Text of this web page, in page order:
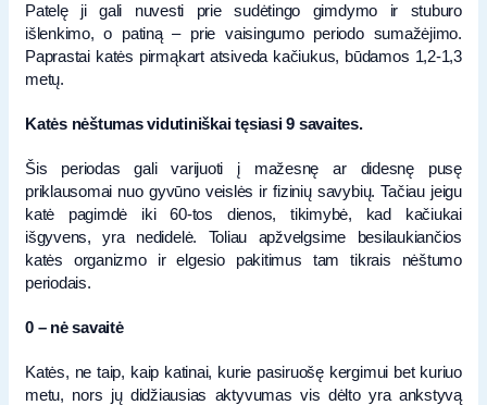
Patelę ji gali nuvesti prie sudėtingo gimdymo ir stuburo
išlenkimo, o patiną – prie vaisingumo periodo sumažėjimo.
Paprastai katės pirmąkart atsiveda kačiukus, būdamos 1,2-1,3
metų.
Katės nėštumas vidutiniškai tęsiasi 9 savaites.
Šis periodas gali varijuoti į mažesnę ar didesnę pusę
priklausomai nuo gyvūno veislės ir fizinių savybių. Tačiau jeigu
katė pagimdė iki 60-tos dienos, tikimybė, kad kačiukai
išgyvens, yra nedidelė. Toliau apžvelgsime besilaukiančios
katės organizmo ir elgesio pakitimus tam tikrais nėštumo
periodais.
0 – nė savaitė
Katės, ne taip, kaip katinai, kurie pasiruošę kergimui bet kuriuo
metu, nors jų didžiausias aktyvumas vis dėlto yra ankstyvą